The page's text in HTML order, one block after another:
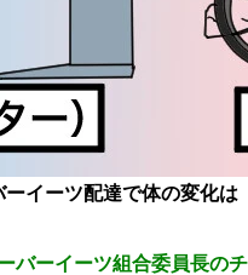
イーツ配達で体の変化は
バーイーツ組合委員長のチ